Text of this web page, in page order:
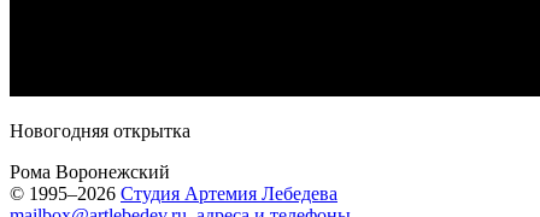
Новогодняя открытка
Рома Воронежский
© 1995–2026 Студия Артемия Лебедева